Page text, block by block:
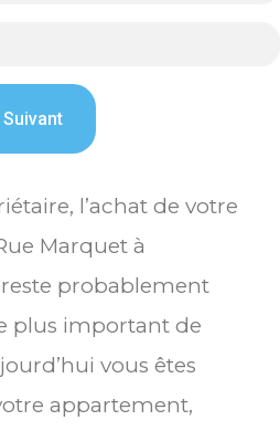
l’achat de votre
Marquet à
probablement
plus important de
vous êtes
appartement,